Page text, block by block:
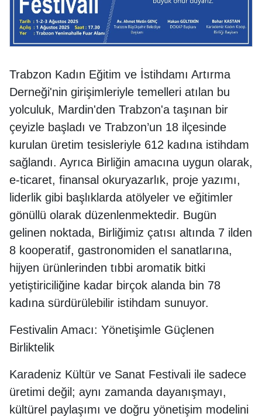
Trabzon Kadın Eğitim ve İstihdamı Artırma
Derneği'nin girişimleriyle temelleri atılan bu
yolculuk, Mardin'den Trabzon'a taşınan bir
çeyizle başladı ve Trabzon’un 18 ilçesinde
kurulan üretim tesisleriyle 612 kadına istihdam
sağlandı. Ayrıca Birliğin amacına uygun olarak,
e-ticaret, finansal okuryazarlık, proje yazımı,
liderlik gibi başlıklarda atölyeler ve eğitimler
gönüllü olarak düzenlenmektedir. Bugün
gelinen noktada, Birliğimiz çatısı altında 7 ilden
8 kooperatif, gastronomiden el sanatlarına,
hijyen ürünlerinden tıbbi aromatik bitki
yetiştiriciliğine kadar birçok alanda bin 78
kadına sürdürülebilir istihdam sunuyor.
Festivalin Amacı: Yönetişimle Güçlenen
Birliktelik
Karadeniz Kültür ve Sanat Festivali ile sadece
üretimi değil; aynı zamanda dayanışmayı,
kültürel paylaşımı ve doğru yönetişim modelini